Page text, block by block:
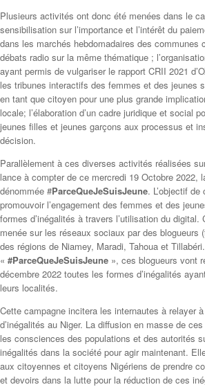
Plusieurs activités ont donc été menées dans le
sensibilisation sur l’importance et l’intérêt du
dans les marchés hebdomadaires des communes
débats radio sur la même thématique ;
ayant permis de vulgariser le rapport CRII 2021
les tribunes interactifs des femmes et des jeunes
en tant que citoyen pour une plus grande
locale; l’élaboration d’un cadre juridique et social
jeunes filles et jeunes garçons aux processus et
décision.
Parallèlement à ces diverses activités réalisées
lance à compter de ce mercredi 19 Octobre 2022,
dénommée #ParceQueJeSuisJeune. L’objectif
promouvoir l’engagement des femmes et des
formes d’inégalités à travers l’utilisation du digital.
menée sur les réseaux sociaux par des blogueurs
des régions de Niamey, Maradi, Tahoua et
« #ParceQueJeSuisJeune », ces blogueurs vont
décembre 2022 toutes les formes d’inégalités
leurs localités.
Cette campagne incitera les internautes à relayer
d’inégalités au Niger. La diffusion en masse de
les consciences des populations et des autorités
inégalités dans la société pour agir maintenant.
aux citoyennes et citoyens Nigériens de prendre
et devoirs dans la lutte pour la réduction de ces